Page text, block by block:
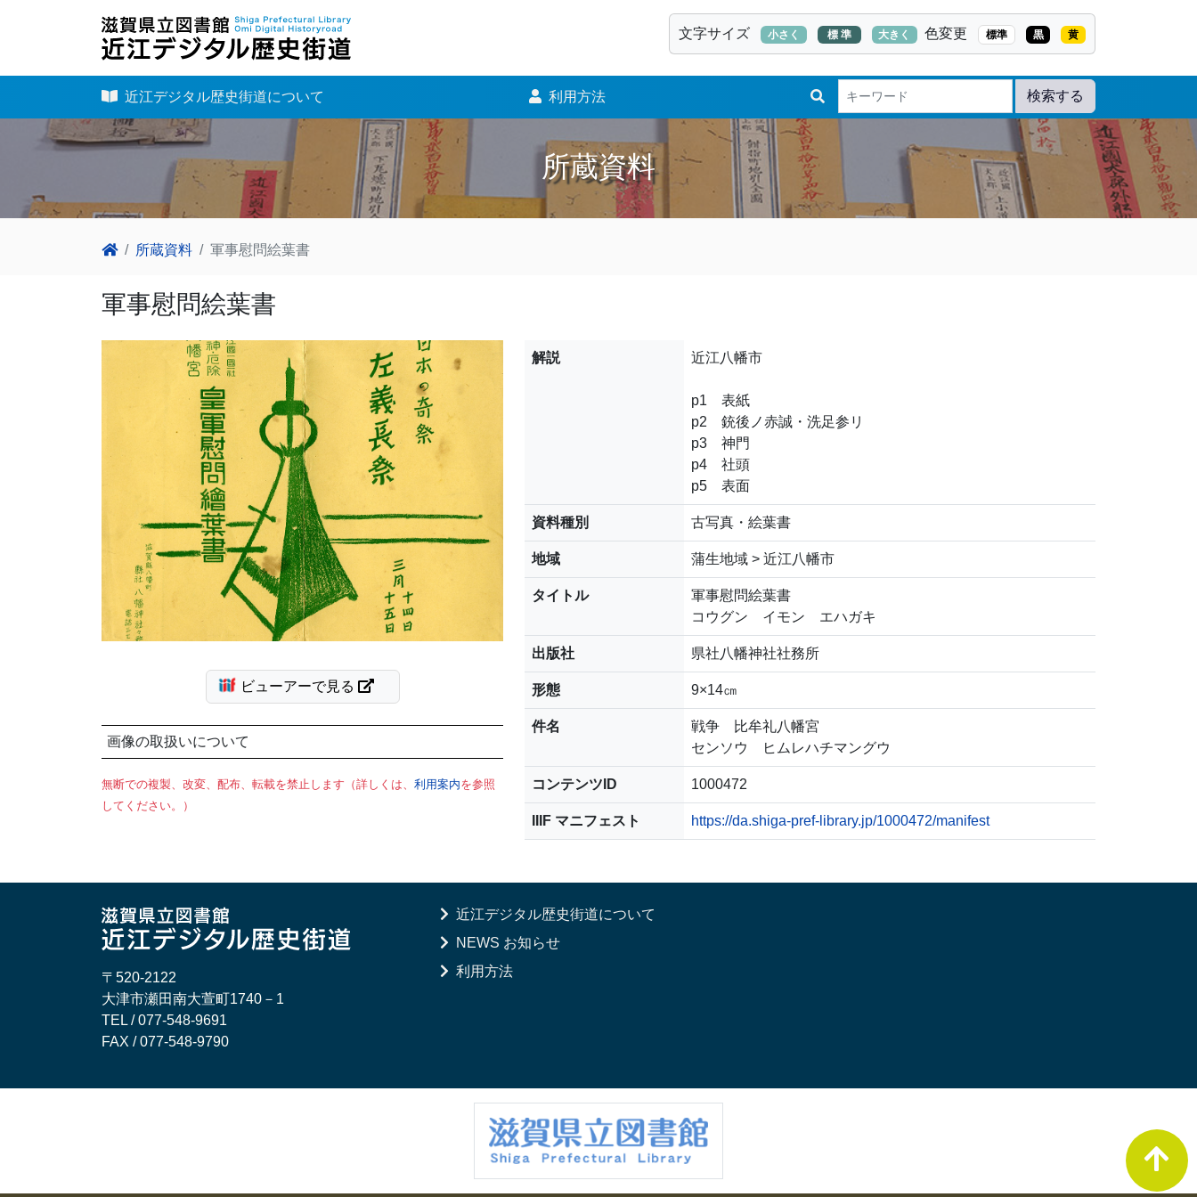
文字サイズ 小さく 標 準 大きく 色変更 標準 黒 黄
近江デジタル歴史街道について 利用方法 検索する
所蔵資料
所蔵資料 軍事慰問絵葉書
軍事慰問絵葉書
ビューアーで見る
画像の取扱いについて
無断での複製、改変、配布、転載を禁止します（詳しくは、 利用案内を参照
してください。）
解説 近江八幡市
p1 表紙
p2 銃後ノ赤誠・洗足参リ
p3 神門
p4 社頭
p5 表面
資料種別 古写真・絵葉書
地域 蒲生地域 > 近江八幡市
タイトル
軍事慰問絵葉書
コウグン イモン エハガキ
出版社 県社八幡神社社務所
形態 9×14㎝
件名
戦争 比牟礼八幡宮
センソウ ヒムレハチマングウ
コンテンツID 1000472
IIIF マニフェスト https://da.shiga-pref-library.jp/1000472/manifest
〒520-2122
大津市瀬田南大萱町1740－1
TEL / 077-548-9691
FAX / 077-548-9790
近江デジタル歴史街道について
NEWS お知らせ
利用方法